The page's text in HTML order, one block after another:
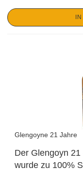
Glengoyne 21 Jahre
Der Glengoyn
wurde zu 100%